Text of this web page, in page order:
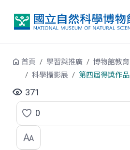
首頁 學習與推廣 博物館教育
科學攝影展
第四屆得獎作品
371
點
選
0